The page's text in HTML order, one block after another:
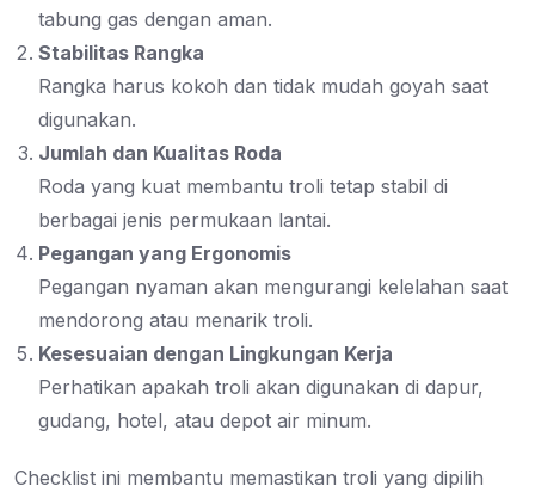
tabung gas dengan aman.
Stabilitas Rangka
Rangka harus kokoh dan tidak mudah goyah saat
digunakan.
Jumlah dan Kualitas Roda
Roda yang kuat membantu troli tetap stabil di
berbagai jenis permukaan lantai.
Pegangan yang Ergonomis
Pegangan nyaman akan mengurangi kelelahan saat
mendorong atau menarik troli.
Kesesuaian dengan Lingkungan Kerja
Perhatikan apakah troli akan digunakan di dapur,
gudang, hotel, atau depot air minum.
Checklist ini membantu memastikan troli yang dipilih